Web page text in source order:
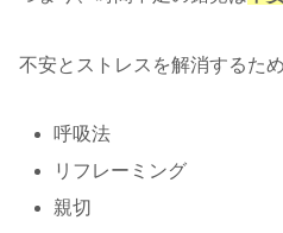
不安とストレスを解消するため
呼吸法
リフレーミング
親切